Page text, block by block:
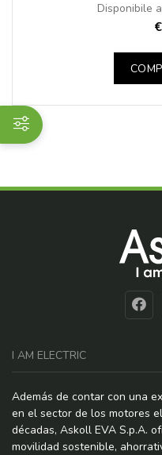
Disponibile
I AM ELECTRIC
Además de contar con una
en el sector de los motores
décadas, Askoll EVA S.p.A.
movilidad sostenible,